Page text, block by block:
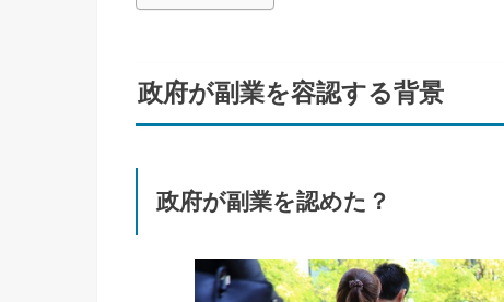
政府が副業を容認する背景
政府が副業を認めた？